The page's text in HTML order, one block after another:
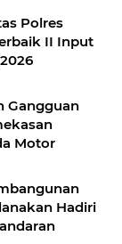
Polres
II Input
Gangguan
Motor
Hadiri